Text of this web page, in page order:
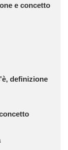
e concetto
definizione